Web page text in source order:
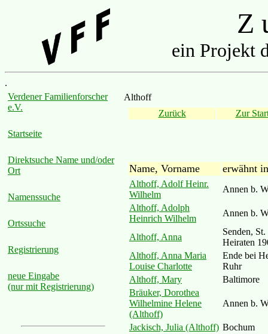
Z
ein Projekt
.
Verdener Familienforscher
e.V.
Startseite
Direktsuche Name und/oder
Ort
Namenssuche
Ortssuche
Registrierung
neue Eingabe
(nur mit Registrierung)
Althoff
Zurück
Zur
Name, Vorname erwähnt in
Althoff, Adolf Heinr.
Wilhelm
Annen b.
Althoff, Adolph
Heinrich Wilhelm
Annen b.
Althoff, Anna
Senden,
Heiraten
Althoff, Anna Maria
Louise Charlotte
Ende bei
Ruhr
Althoff, Mary
Baltimore
Bräuker, Dorothea
Wilhelmine Helene
(Althoff)
Annen b.
Jackisch, Julia (Althoff) Bochum